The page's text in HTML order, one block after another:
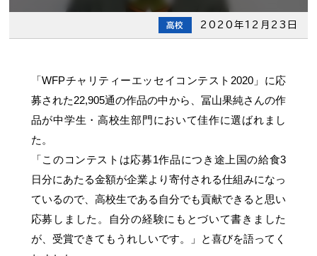
高校 2020年12月23日
「WFPチャリティーエッセイコンテスト2020」に応
募された22,905通の作品の中から、冨山果純さんの作
品が中学生・高校生部門において佳作に選ばれまし
た。
「このコンテストは応募1作品につき途上国の給食3
日分にあたる金額が企業より寄付される仕組みになっ
ているので、高校生である自分でも貢献できると思い
応募しました。自分の経験にもとづいて書きました
が、受賞できてもうれしいです。」と喜びを語ってく